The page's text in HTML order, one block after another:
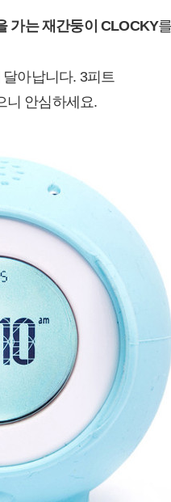
가는 재간둥이 CLOCKY
아납니다. 3피트
니 안심하세요.